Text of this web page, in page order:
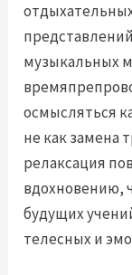
музыкальных
осмысляться
не как замена
релаксация
вдохновению,
будущих
телесных и